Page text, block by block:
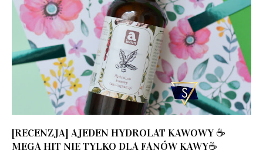
[RECENZJA] AJEDEN HYDROLAT KAWOWY ☕️
MEGA HIT NIE TYLKO DLA FANÓW KAWY☕️